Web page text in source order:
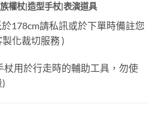
權杖|造型手杖|表演道具
178cm請私訊或於下單時備註您
化裁切服務 )
杖用於行走時的輔助工具，勿使